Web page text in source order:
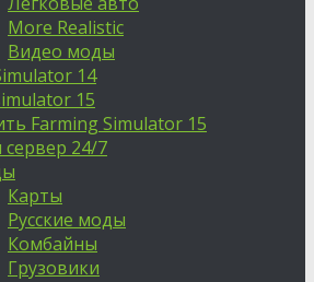
More Realistic
Видео моды
14
15
Farming Simulator 15
24/7
Карты
Русские моды
Комбайны
Грузовики